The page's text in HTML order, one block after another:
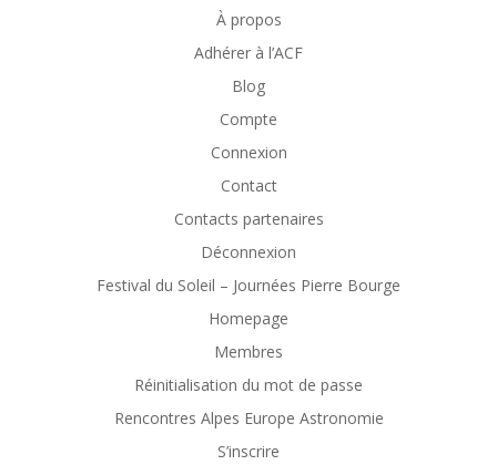
À propos
Adhérer à l’ACF
Blog
Compte
Connexion
Contact
Contacts partenaires
Déconnexion
Festival du Soleil – Journées Pierre Bourge
Homepage
Membres
Réinitialisation du mot de passe
Rencontres Alpes Europe Astronomie
S’inscrire